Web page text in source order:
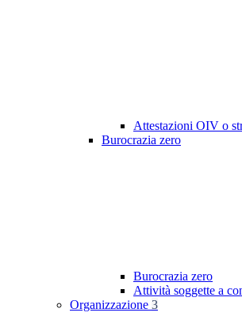
Attestazioni OIV o
Burocrazia zero
Burocrazia zero
Attività soggette a
Organizzazione 3